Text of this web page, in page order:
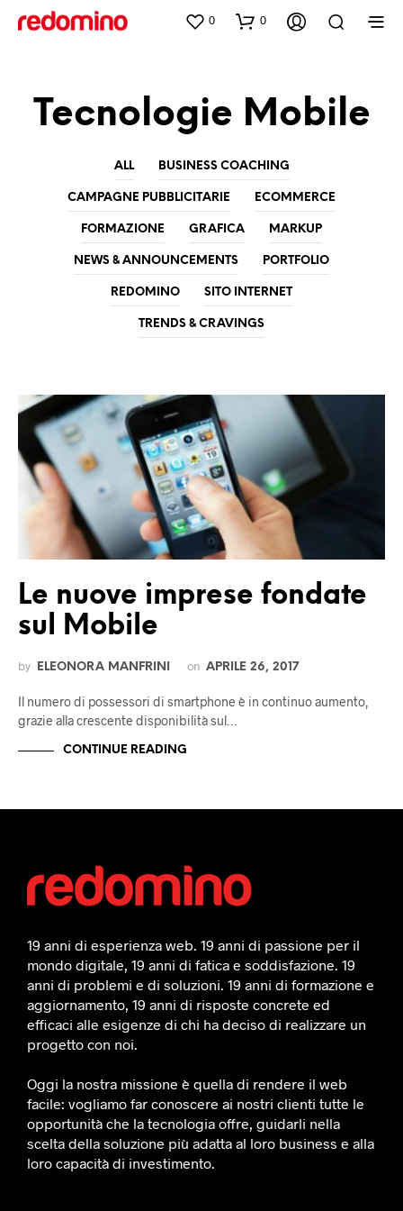
0 0
Tecnologie Mobile
ALL BUSINESS COACHING
CAMPAGNE PUBBLICITARIE ECOMMERCE
FORMAZIONE GRAFICA MARKUP
NEWS & ANNOUNCEMENTS PORTFOLIO
REDOMINO SITO INTERNET
TRENDS & CRAVINGS
Le nuove imprese fondate
sul Mobile
by ELEONORA MANFRINI on APRILE 26, 2017
Il numero di possessori di smartphone è in continuo aumento,
grazie alla crescente disponibilità sul…
CONTINUE READING
19 anni di esperienza web. 19 anni di passione per il
mondo digitale, 19 anni di fatica e soddisfazione. 19
anni di problemi e di soluzioni. 19 anni di formazione e
aggiornamento, 19 anni di risposte concrete ed
efficaci alle esigenze di chi ha deciso di realizzare un
progetto con noi.
Oggi la nostra missione è quella di rendere il web
facile: vogliamo far conoscere ai nostri clienti tutte le
opportunità che la tecnologia offre, guidarli nella
scelta della soluzione più adatta al loro business e alla
loro capacità di investimento.